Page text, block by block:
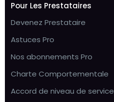
Pour Les Prestataires
Devenez Prestataire
Astuces Pro
Nos abonnements Pro
Charte Comportementale
Accord de niveau de service